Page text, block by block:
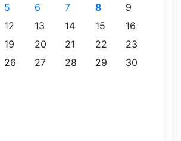
5 6 7 8
9
12 13 14 15
16
19 20 21 22
23
26 27 28 29
30